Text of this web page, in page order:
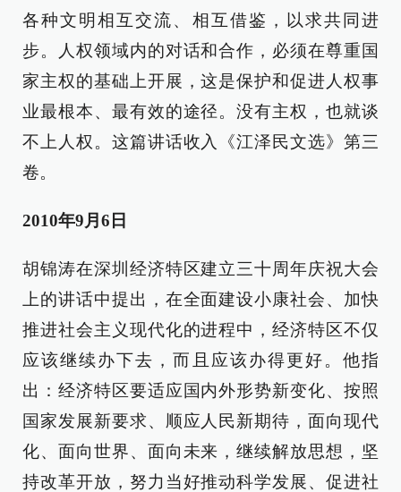
各种文明相互交流、相互借鉴，以求共同进
步。人权领域内的对话和合作，必须在尊重国
家主权的基础上开展，这是保护和促进人权事
业最根本、最有效的途径。没有主权，也就谈
不上人权。这篇讲话收入《江泽民文选》第三
卷。
2010年9月6日
胡锦涛在深圳经济特区建立三十周年庆祝大会
上的讲话中提出，在全面建设小康社会、加快
推进社会主义现代化的进程中，经济特区不仅
应该继续办下去，而且应该办得更好。他指
出：经济特区要适应国内外形势新变化、按照
国家发展新要求、顺应人民新期待，面向现代
化、面向世界、面向未来，继续解放思想，坚
持改革开放，努力当好推动科学发展、促进社